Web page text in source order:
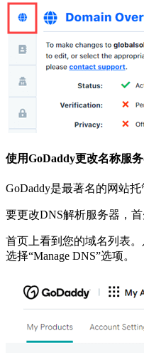
使用GoDaddy更改名称服
GoDaddy是最著名的网站托
要更改DNS解析服务器，首
首页上看到您的域名列表
选择“Manage DNS”选项。